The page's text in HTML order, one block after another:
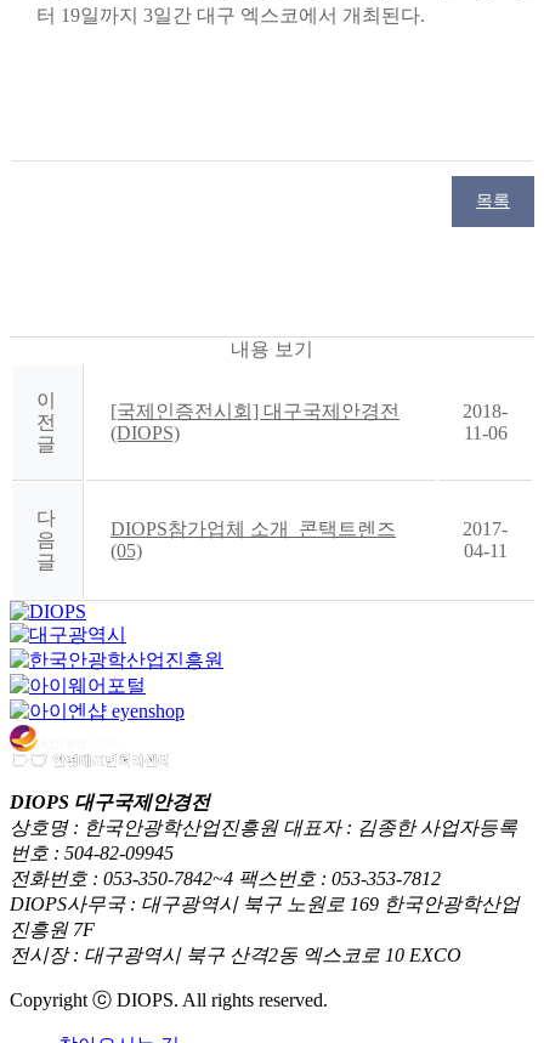
터 19일까지 3일간 대구 엑스코에서 개최된다.
목록
내용 보기
이
전
글
[국제인증전시회] 대구국제안경전
(DIOPS)
2018-
11-06
다
음
글
DIOPS참가업체 소개_콘택트렌즈
(05)
2017-
04-11
DIOPS 대구국제안경전
상호명 : 한국안광학산업진흥원 대표자 : 김종한 사업자등록
번호 : 504-82-09945
전화번호 : 053-350-7842~4 팩스번호 : 053-353-7812
DIOPS사무국 : 대구광역시 북구 노원로 169 한국안광학산업
진흥원 7F
전시장 : 대구광역시 북구 산격2동 엑스코로 10 EXCO
Copyright ⓒ DIOPS. All rights reserved.